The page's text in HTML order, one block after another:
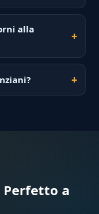
alla
Perfetto a